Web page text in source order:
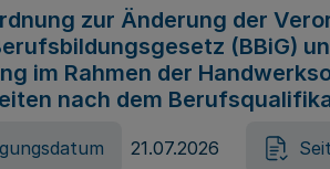
zur Änderung der
(BBiG)
im Rahmen der
nach dem
21.07.2026